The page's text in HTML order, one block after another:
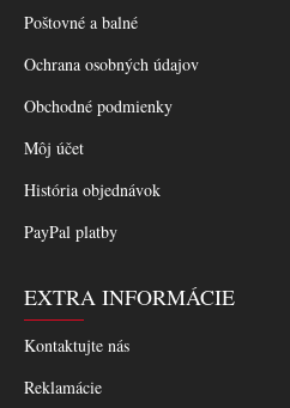
Poštovné a balné
Ochrana osobných údajov
Obchodné podmienky
Môj účet
História objednávok
PayPal platby
EXTRA INFORMÁCIE
Kontaktujte nás
Reklamácie